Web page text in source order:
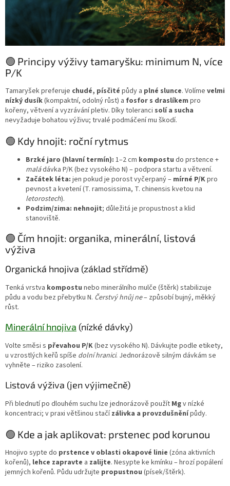
🟢 Principy výživy tamaryšku: minimum N, více
P/K
Tamaryšek preferuje chudé, písčité půdy a plné slunce. Volíme velmi
nízký dusík(kompaktní, odolný růst) a fosfor s draslíkem pro
kořeny, větvení a vyzrávání pletiv. Díky toleranci solí a sucha
nevyžaduje bohatou výživu; trvalé podmáčení mu škodí.
🟢 Kdy hnojit: roční rytmus
Brzké jaro (hlavní termín): 1–2 cm kompostu do prstence +
maládávka P/K (bez vysokého N) – podpora startu a větvení.
Začátek léta: jen pokud je porost vyčerpaný – mírné P/Kpro
pevnost a kvetení (T. ramosissima, T. chinensis kvetou na
letorostech).
Podzim/zima: nehnojit; důležitá je propustnost a klid
stanoviště.
🟢 Čím hnojit: organika, minerální, listová
výživa
Organická hnojiva (základ střídmě)
Tenká vrstva kompostu nebo minerálního mulče (štěrk) stabilizuje
půdu a vodu bez přebytku N. Čerstvý hnůj ne– způsobí bujný, měkký
růst.
Minerální hnojiva (nízké dávky)
Volte směsi s převahou P/K(bez vysokého N). Dávkujte podle etikety,
u vzrostlých keřů spíše dolní hranici. Jednorázově silným dávkám se
vyhněte – riziko zasolení.
Listová výživa (jen výjimečně)
Při blednutí po dlouhém suchu lze jednorázově použít Mgv nízké
koncentraci; v praxi většinou stačízálivka a provzdušněnípůdy.
🟢 Kde a jak aplikovat: prstenec pod korunou
Hnojivo sypte do prstence v oblasti okapové linie (zóna aktivních
kořenů), lehce zapravte a zalijte. Nesypte ke kmínku – hrozí popálení
jemných kořenů. Půdu udržujte propustnou (písek/štěrk).